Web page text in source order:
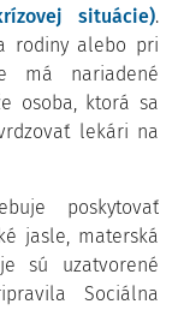
situácie).
rodiny alebo pri
má nariadené
osoba, ktorá sa
lekári na
poskytovať
jasle, materská
sú uzatvorené
Sociálna